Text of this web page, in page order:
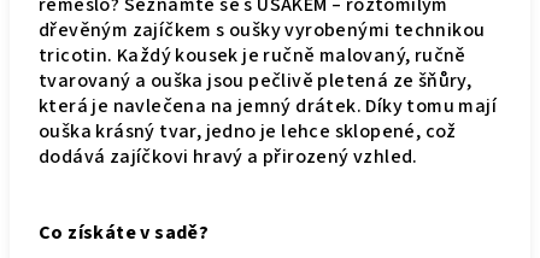
dřevěným zajíčkem s oušky vyrobenými technikou
tricotin. Každý kousek je ručně malovaný, ručně
tvarovaný a ouška jsou pečlivě pletená ze šňůry,
která je navlečena na jemný drátek. Díky tomu mají
ouška krásný tvar, jedno je lehce sklopené, což
dodává zajíčkovi hravý a přirozený vzhled.
Co získáte v sadě?